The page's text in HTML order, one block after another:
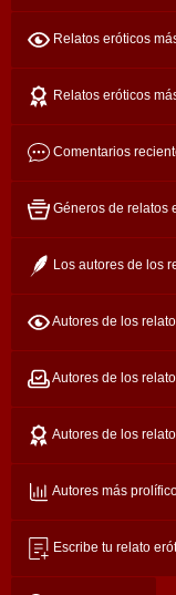
Relatos eróticos
Relatos eróticos
Comentarios
Géneros de relatos
Los autores de los
Autores de los
Autores de los
Autores de los
Autores más
Escribe tu relato